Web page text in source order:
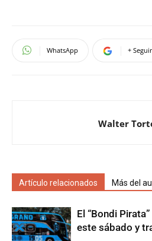
WhatsApp +
Walter
Artículo relacionados Más del
El “Bondi
este sábado y